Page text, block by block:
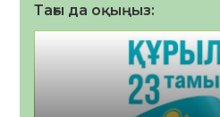
Тағы да оқыңыз: